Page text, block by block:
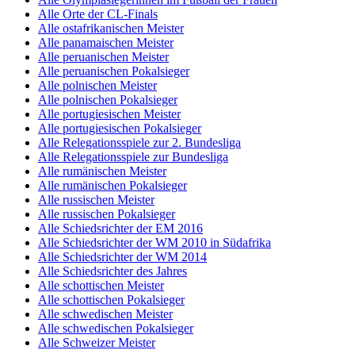
Alle Orte der CL-Finals
Alle ostafrikanischen Meister
Alle panamaischen Meister
Alle peruanischen Meister
Alle peruanischen Pokalsieger
Alle polnischen Meister
Alle polnischen Pokalsieger
Alle portugiesischen Meister
Alle portugiesischen Pokalsieger
Alle Relegationsspiele zur 2. Bundesliga
Alle Relegationsspiele zur Bundesliga
Alle rumänischen Meister
Alle rumänischen Pokalsieger
Alle russischen Meister
Alle russischen Pokalsieger
Alle Schiedsrichter der EM 2016
Alle Schiedsrichter der WM 2010 in Südafrika
Alle Schiedsrichter der WM 2014
Alle Schiedsrichter des Jahres
Alle schottischen Meister
Alle schottischen Pokalsieger
Alle schwedischen Meister
Alle schwedischen Pokalsieger
Alle Schweizer Meister